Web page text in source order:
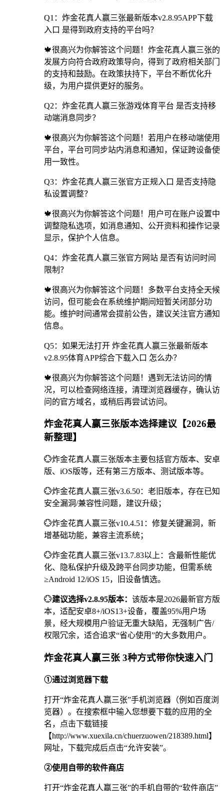
Q1：炸金花真人赢三张最新版本v2.8.95APP下载
入口 是得到政府支持的平台吗？
🍁很高兴为你解答这个问题！炸金花真人赢三张的
发展方向符合政府政策导向，得到了政府相关部门
的支持和鼓励。在政策扶持下，平台不断优化升
级，为用户提供更好的服务。
Q2：炸金花真人赢三张游戏体育平台 是否支持移
动端消息同步？
🍁很高兴为你解答这个问题！若用户在移动端使用
平台，平台可同步站内消息和通知，保证跨设备使
用一致性。
Q3：炸金花真人赢三张官方正规入口 是否支持隐
私设置调整？
🍁很高兴为你解答这个问题！用户可在账户设置中
调整隐私选项，如消息通知、公开资料和操作记录
显示，保护个人信息。
Q4：炸金花真人赢三张官方网站 是否有访问时间
限制？
🍁很高兴为你解答这个问题！多数平台支持全天候
访问，但可能会在系统维护期间短暂关闭部分功
能。维护时间通常会提前公告，建议关注官方通知
信息。
Q5：如果无法打开 炸金花真人赢三张最新版本
v2.8.95体育APP综合下载入口 怎么办？
🍁很高兴为你解答这个问题！遇到无法访问的情
况，可以检查网络连接，清理浏览器缓存，确认访
问的官方域名，或稍后再尝试访问。
炸金花真人赢三张版本选择建议【2026最
新整理】
💮炸金花真人赢三张版本主要包括官方版本、安卓
版、iOS版等，还有第三方版本、测试版本等。
💮炸金花真人赢三张v3.6.50：老旧版本，存在已知
安全漏洞/兼容性问题，建议升级；
💮炸金花真人赢三张v10.4.51：修复关键漏洞，新
增基础功能，兼容主流系统；
💮炸金花真人赢三张v13.7.83以上：含最新性能优
化、隐私保护升级及跨平台同步功能，但需系统
≥Android 12/iOS 15，旧设备慎选。
💮建议选择v2.8.95版本： 该版本是2026最新官方版
本，适配安卓8+/iOS13+设备，覆盖95%用户场
景，经大规模用户验证无重大缺陷，无强制广告/
权限冗余，适合追求“省心使用”的大多数用户。
炸金花真人赢三张 3种方式带你快速入门
①通过浏览器下载
打开“炸金花真人赢三张”手机浏览器（例如百度浏
览器）。在搜索框中输入您想要下载的应用的全
名，点击下载链接
【http://www.xuexila.cn/chuerzuowen/218389.html】
网址，下载完成后点击“允许安装”。
②使用自带的软件商店
打开“炸金花真人赢三张”的手机自带的“软件商店”